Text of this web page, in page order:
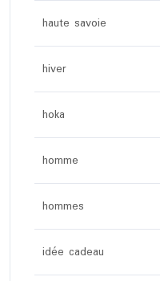
haute savoie
hiver
hoka
homme
hommes
idée cadeau